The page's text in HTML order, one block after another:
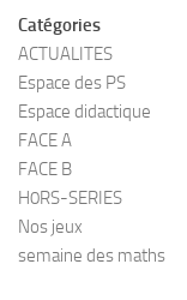
Catégories
ACTUALITES
Espace des PS
Espace didactique
FACE A
FACE B
H0RS-SERIES
Nos jeux
semaine des maths